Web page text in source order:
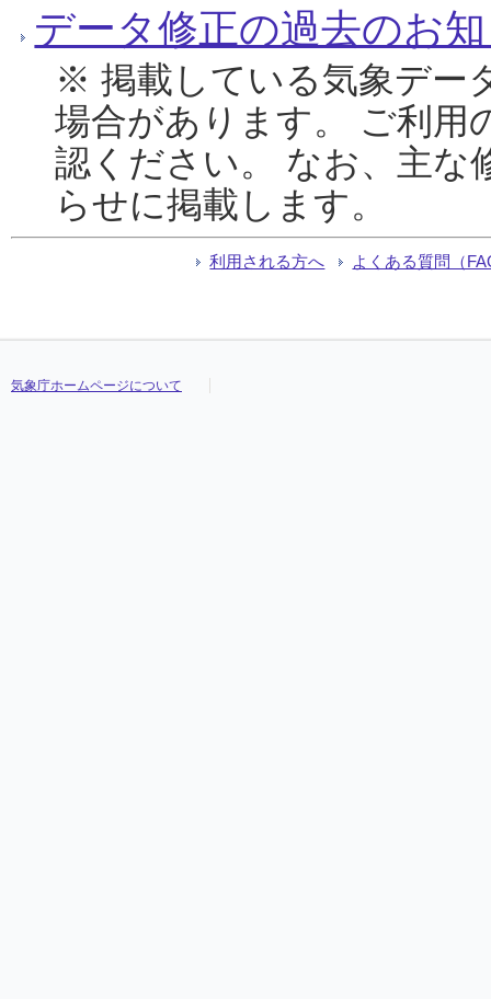
データ修正の過去のお
※ 掲載している気象デー
場合があります。 ご利用
認ください。 なお、主な
らせに掲載します。
利用される方へ よくある質問（
気象庁ホームページについて